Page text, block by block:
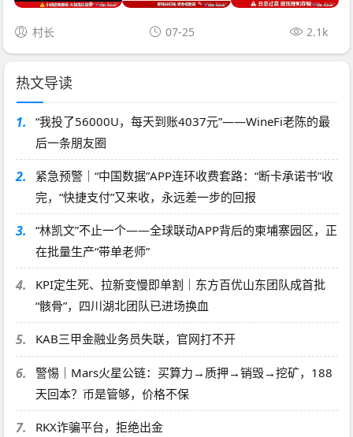
村长 07-25 2.1k
热文导读
1.
“我投了56000U，每天到账4037元”——WineFi老陈的最
后一条朋友圈
2.
紧急预警｜“中国数据”APP连环收费套路：“断卡承诺书”收
完，“快捷支付”又来收，永远差一步的回报
3.
“林凯文”不止一个——全球联动APP背后的柬埔寨园区，正
在批量生产“带单老师”
4.
KPI定生死、拉新变慢即单割｜东方百优山东团队成首批
“骸骨”，四川湖北团队已进场换血
5. KAB三甲金融业务员失联，官网打不开
6.
警惕｜Mars火星公链：买算力→质押→销毁→挖矿，188
天回本？币是管够，价格不保
7. RKX诈骗平台，拒绝出金